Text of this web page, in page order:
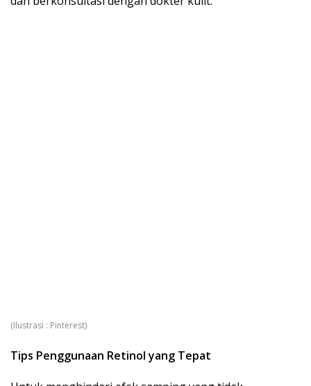
(Ilustrasi : Pinterest)
Tips Penggunaan Retinol yang Tepat